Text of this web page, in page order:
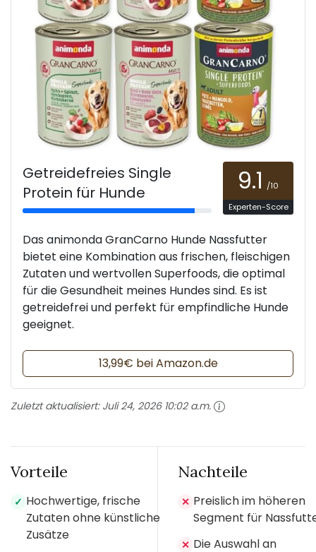
Getreidefreies Single
Protein für Hunde
9.1 /10
Experten-Score
Das animonda GranCarno Hunde Nassfutter
bietet eine Kombination aus frischen, fleischigen
Zutaten und wertvollen Superfoods, die optimal
für die Gesundheit meines Hundes sind. Es ist
getreidefrei und perfekt für empfindliche Hunde
geeignet.
13,99€ bei Amazon.de
Zuletzt aktualisiert: Juli 24, 2026 10:02 a.m.
Vorteile
✓ Hochwertige, frische
Zutaten ohne künstliche
Zusätze
Nachteile
✕ Preislich im höheren
Segment für
✕ Die Auswahl an